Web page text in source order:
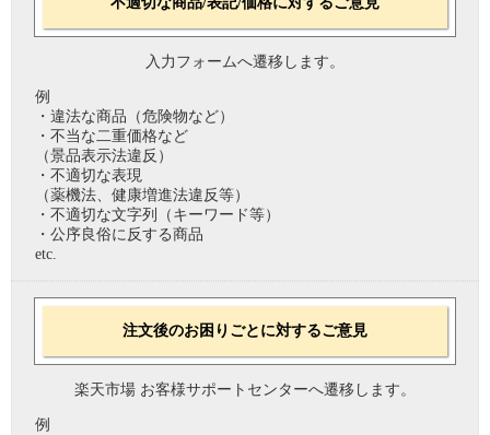
入力フォームへ遷移します。
例
・違法な商品（危険物など）
・不当な二重価格など
（景品表示法違反）
・不適切な表現
（薬機法、健康増進法違反等）
・不適切な文字列（キーワード等）
・公序良俗に反する商品
etc.
注文後のお困りごとに対するご意見
楽天市場 お客様サポートセンターへ遷移します。
例